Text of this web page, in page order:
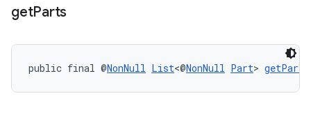
getParts
public final @NonNull List<@NonNull Part> getParts